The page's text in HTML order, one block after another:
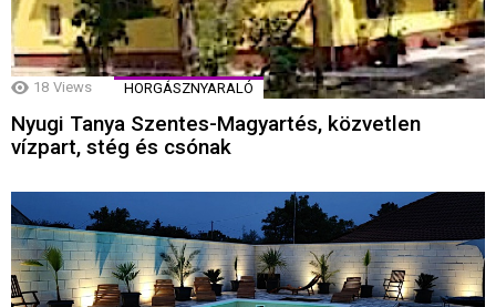
18 Views HORGÁSZNYARALÓ
Nyugi Tanya Szentes-Magyartés, közvetlen
vízpart, stég és csónak